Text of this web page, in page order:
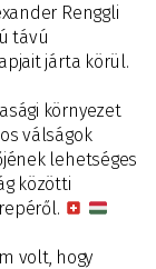
Renggli
távú
járta körül.
környezet
válságok
lehetséges
közötti
volt, hogy